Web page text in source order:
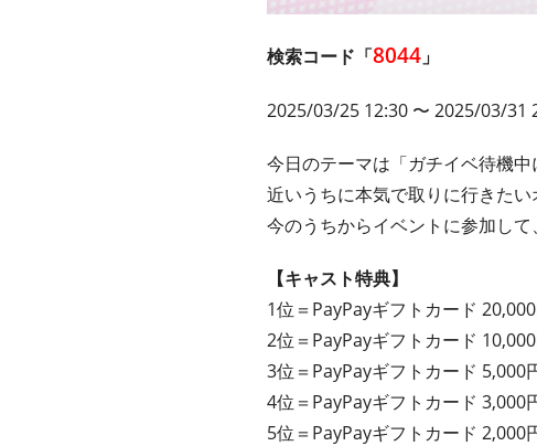
検索コード「8044 」
2025/03/25 12:30 〜 2025/03/31
今日のテーマは「ガチイベ待機中
近いうちに本気で取りに行きた
今のうちからイベントに参加し
【キャスト特典】
1位＝PayPayギフトカード
2位＝PayPayギフトカード
3位＝PayPayギフトカード 5,000
4位＝PayPayギフトカード 3,000
5位＝PayPayギフトカード 2,000